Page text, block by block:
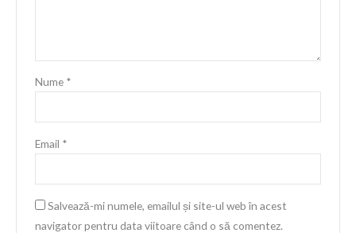
Nume *
Email *
Salvează-mi numele, emailul și site-ul web în acest
navigator pentru data viitoare când o să comentez.